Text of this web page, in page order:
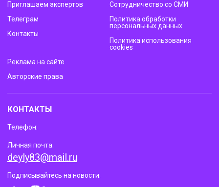
Приглашаем экспертов
Телеграм
Контакты
Сотрудничество со СМИ
Политика обработки
персональных данных
Политика использования
cookies
Реклама на сайте
Авторские права
КОНТАКТЫ
Телефон:
Личная почта:
deyly83@mail.ru
Подписывайтесь на новости: